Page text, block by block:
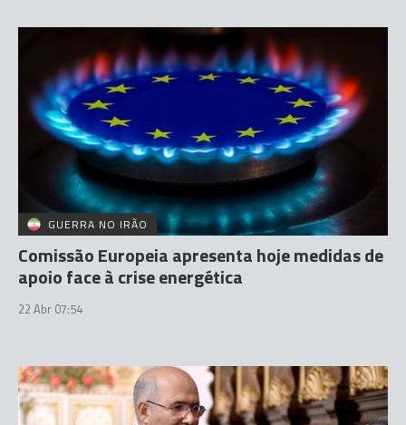
GUERRA NO IRÃO
Comissão Europeia apresenta hoje medidas de
apoio face à crise energética
22 Abr 07:54